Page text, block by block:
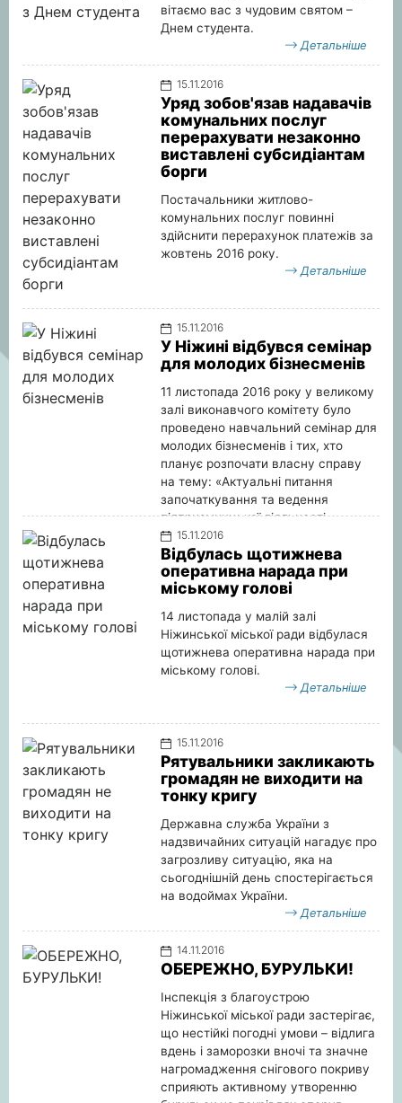
вітаємо вас з чудовим святом –
Днем студента.
Детальніше
15.11.2016
Уряд зобов'язав надавачів
комунальних послуг
перерахувати незаконно
виставлені субсидіантам
борги
Постачальники житлово-
комунальних послуг повинні
здійснити перерахунок платежів за
жовтень 2016 року.
Детальніше
15.11.2016
У Ніжині відбувся семінар
для молодих бізнесменів
11 листопада 2016 року у великому
залі виконавчого комітету було
проведено навчальний семінар для
молодих бізнесменів і тих, хто
планує розпочати власну справу
на тему: «Актуальні питання
започаткування та ведення
підприємницької діяльності».
15.11.2016
Відбулась щотижнева
оперативна нарада при
міському голові
14 листопада у малій залі
Ніжинської міської ради відбулася
щотижнева оперативна нарада при
міському голові.
Детальніше
15.11.2016
Рятувальники закликають
громадян не виходити на
тонку кригу
Державна служба України з
надзвичайних ситуацій нагадує про
загрозливу ситуацію, яка на
сьогоднішній день спостерігається
на водоймах України.
Детальніше
14.11.2016
ОБЕРЕЖНО, БУРУЛЬКИ!
Інспекція з благоустрою
Ніжинської міської ради застерігає,
що нестійкі погодні умови – відлига
вдень і заморозки вночі та значне
нагромадження снігового покриву
сприяють активному утворенню